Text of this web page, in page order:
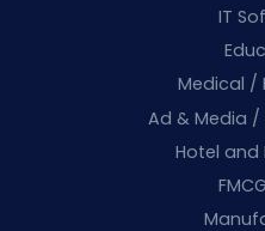
IT
Medical /
Ad & Media
Hotel and